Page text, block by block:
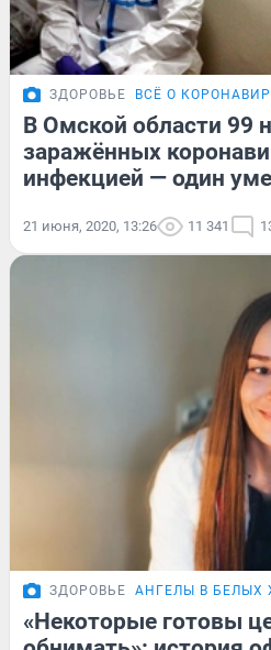
ЗДОРОВЬЕ ВСЁ О
В Омской области 99
заражённых
инфекцией — один
21 июня, 2020, 13:26 11 341
ЗДОРОВЬЕ АНГЕЛЫ В БЕЛЫХ
«Некоторые готовы